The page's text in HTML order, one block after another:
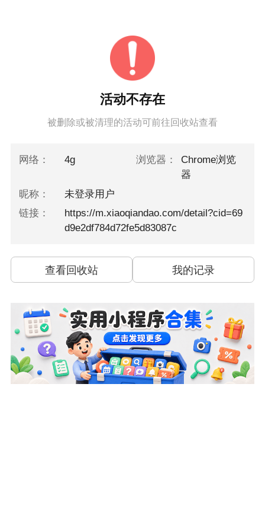
活动不存在
被删除或被清理的活动可前往回收站查看
网络： 4g 浏览器：
Chrome浏览
器
昵称：
未登录用户
链接：
https://m.xiaoqiandao.com/detail?cid=69
d9e2df784d72fe5d83087c
查看回收站 我的记录